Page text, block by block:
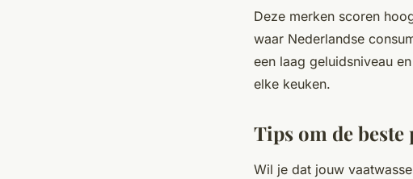
Deze merken scoren
waar Nederlandse
een laag geluidsniveau
elke keuken.
Tips om de beste
Wil je dat jouw